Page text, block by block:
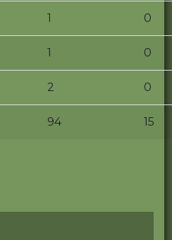
1 0
1 0
2 0
94 15